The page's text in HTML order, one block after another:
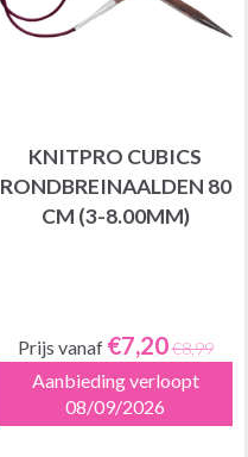
KNITPRO CUBICS
RONDBREINAALDEN 80
CM (3-8.00MM)
Prijs vanaf €7,20€8,99
Aanbieding verloopt
08/09/2026